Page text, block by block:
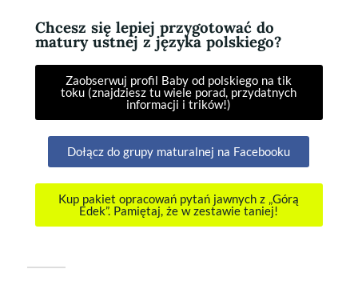
Chcesz się lepiej przygotować do
matury ustnej z języka polskiego?
Zaobserwuj profil Baby od polskiego na tik
toku (znajdziesz tu wiele porad, przydatnych
informacji i trików!)
Dołącz do grupy maturalnej na Facebooku
Kup pakiet opracowań pytań jawnych z „Górą
Edek”. Pamiętaj, że w zestawie taniej!